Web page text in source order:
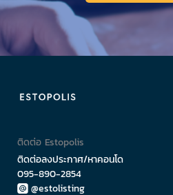
ติดต่อ Estopolis
ติดต่อลงประกาศ/หาคอนโด
095-890-2854
@estolisting